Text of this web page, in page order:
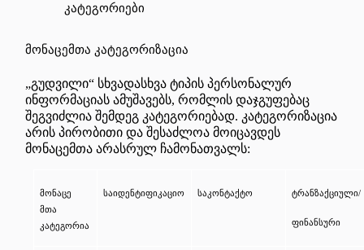
კატეგორიები
მონაცემთა კატეგორიზაცია
„გუდვილი“ სხვადასხვა ტიპის პერსონალურ
ინფორმაციას ამუშავებს, რომლის დაჯგუფებაც
შეგვიძლია შემდეგ კატეგორიებად. კატეგორიზაცია
არის პირობითი და შესაძლოა მოიცავდეს
მონაცემთა არასრულ ჩამონათვალს:
მონაცე
მთა
კატეგორია
საიდენტიფიკაციო საკონტაქტო ტრანზაქციული/
ფინანსური